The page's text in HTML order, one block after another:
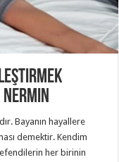
Bayanın hayallere
demektir. Kendim
her birinin